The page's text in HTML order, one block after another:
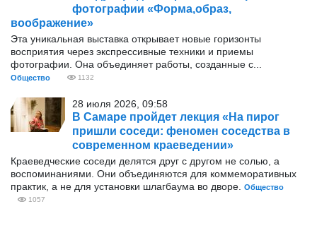
фотографии «Форма,образ,
воображение»
Эта уникальная выставка открывает новые горизонты
восприятия через экспрессивные техники и приемы
фотографии. Она объединяет работы, созданные с...
Общество 1132
28 июля 2026, 09:58
В Самаре пройдет лекция «На пирог
пришли соседи: феномен соседства в
современном краеведении»
Краеведческие соседи делятся друг с другом не солью, а
воспоминаниями. Они объединяются для коммеморативных
практик, а не для установки шлагбаума во дворе.
Общество
1057